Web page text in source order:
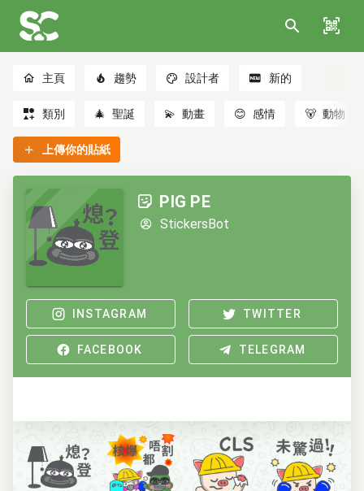
主頁 趨勢 設計者 新的
類別 🎄 聖誕 💫 動畫 😊 感情 🐻 動物
上傳你的貼紙
PIG PE
StickersBot
INSTAGRAM TWITTER
FACEBOOK TELEGRAM